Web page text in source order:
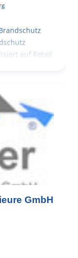
auf Retail
GmbH